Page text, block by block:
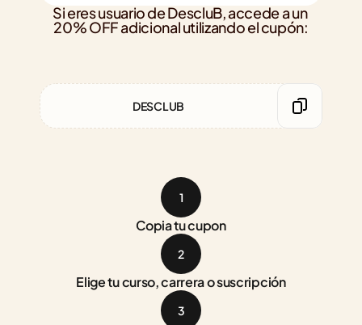
Si eres usuario de DescluB, accede a un
20% OFF adicional utilizando el cupón:
DESCLUB
1
Copia tu cupon
2
Elige tu curso, carrera o suscripción
3